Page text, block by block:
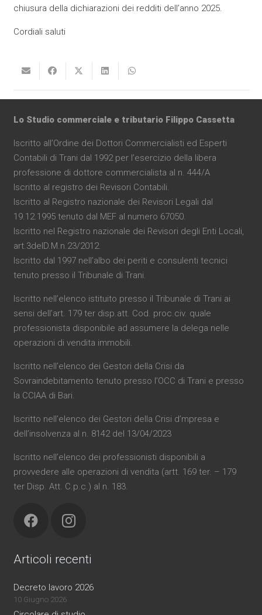
chiusura della dichiarazioni dei redditi dell’anno 2025.
Cordiali saluti
Lo Studio commerciale e tributario Filippo Cassetta
Iscritto all’Ordine dei Dottori Commercialisti ed Esperti
Contabili di Trani dal 1992 per l’esercizio della libera
professione di dottore commercialista al n. 444/A
Iscritto al registro dei Revisori Contabili.
Iscritto al Registro nazionale dei Revisori Legali dal
19.12.1995 tenuto dal MEF al numero 67050.
Iscritto nel Registro nazionale dei Revisori degli Enti Locali,
art.3delD.M.n.23/2012.
Iscritto dal 1997 nell’albo dei periti e consulenti tecnici
tenuto presso il Tribunale di Trani.
Iscritto nell’elenco istituito presso il Tribunale di Trani ai
sensi dell’art. 179 ter disp.att. Cod. proc.civ. quale
professionista disponibile ad assumere la delega nelle
operazioni di vendita immobili.
Iscritto nell’elenco dei Gestori della Crisi da
Sovraindebitamento tenuto presso l’OCC di Trani e presso
la CCIAA di Bari.
Iscritto nell’elenco dei Gestori della Crisi d’mpresa e
dell’insolvenza al n. 8142 del 13/04/2023
Iscritto nell’elenco dei professionisti disponibili a
provvedere alle operazioni di vendita (artt. 169 ter. – 179
ter Disp. Att. C.p.c.) al n. 183.
Articoli recenti
Decreto lavoro 2026
10 Giugno 2026